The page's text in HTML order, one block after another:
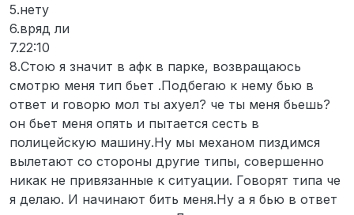
5.нету
6.вряд ли
7.22:10
8.Стою я значит в афк в парке, возвращаюсь
смотрю меня тип бьет .Подбегаю к нему бью в
ответ и говорю мол ты ахуел? че ты меня бьешь?
он бьет меня опять и пытается сесть в
полицейскую машину.Ну мы механом пиздимся
вылетают со стороны другие типы, совершенно
никак не привязанные к ситуации. Говорят типа че
я делаю. И начинают бить меня.Ну а я бью в ответ